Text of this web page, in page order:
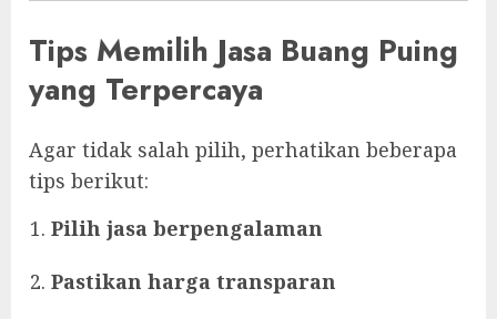
Tips Memilih Jasa Buang Puing
yang Terpercaya
Agar tidak salah pilih, perhatikan beberapa
tips berikut:
Pilih jasa berpengalaman
Pastikan harga transparan